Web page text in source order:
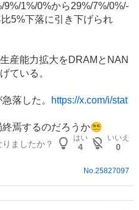
1%/0%から29%/7%/0%/-
5%下落に引き下げられ
産能力拡大をDRAMとNAN
ている。
落した。
https://x.com/i/stat
焉するのだろうか😵‍💫
ましたか？
はい
4
いいえ
0
No. 25827097